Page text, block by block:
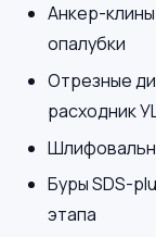
Анкер-
опалубки
Отрезные
расходник
Буры SDS-
этапа